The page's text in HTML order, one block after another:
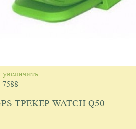
увеличить
7588
ТРЕКЕР WATCH Q50